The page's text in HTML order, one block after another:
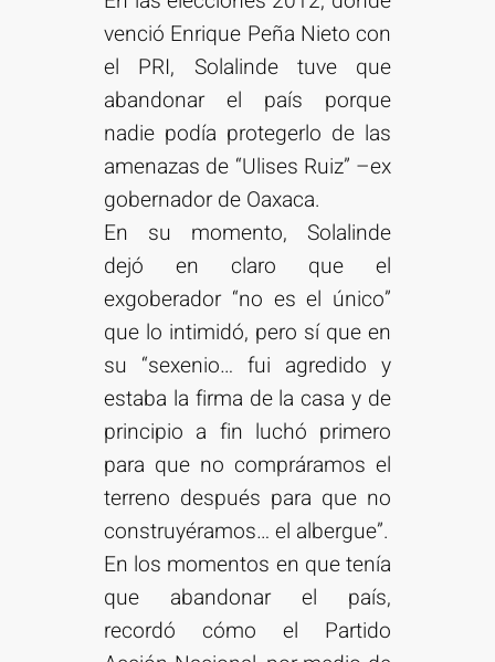
venció Enrique Peña Nieto con
el PRI, Solalinde tuve que
abandonar el país porque
nadie podía protegerlo de las
amenazas de “Ulises Ruiz” –ex
gobernador de Oaxaca.
En su momento, Solalinde
dejó en claro que el
exgoberador “no es el único”
que lo intimidó, pero sí que en
su “sexenio… fui agredido y
estaba la firma de la casa y de
principio a fin luchó primero
para que no compráramos el
terreno después para que no
construyéramos… el albergue”.
En los momentos en que tenía
que abandonar el país,
recordó cómo el Partido